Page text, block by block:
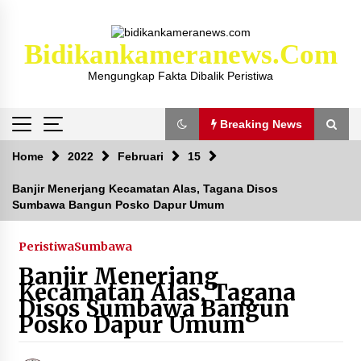
Bidikankameranews.com
Mengungkap Fakta Dibalik Peristiwa
Breaking News
Breaking News
Kejaksaan KSB Mulai Lidik Mafia Tanah Desa
Sekongkang Bawah
2 tahun ago
Laporan Dugaan Pencabulan di Desa Sepayung
Kec. Plampang, Polres Sumbawa Pastikan
Proses Penyelidikan Berjalan Maksimal
4 minggu ago
Home 2022 Februari 15
Banjir Menerjang Kecamatan Alas, Tagana Disos
Sumbawa Bangun Posko Dapur Umum
PeristiwaSumbawa
Banjir Menerjang
Kecamatan Alas, Tagana
Disos Sumbawa Bangun
Posko Dapur Umum